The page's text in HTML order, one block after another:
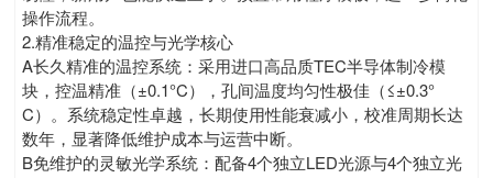
操作流程。
2.精准稳定的温控与光学核心
A长久精准的温控系统：采用进口高品质TEC半导体制冷模
块，控温精准（±0.1°C），孔间温度均匀性极佳（≤±0.3°
C）。系统稳定性卓越，长期使用性能衰减小，校准周期长达
数年，显著降低维护成本与运营中断。
B免维护的灵敏光学系统：配备4个独立LED光源与4个独立光